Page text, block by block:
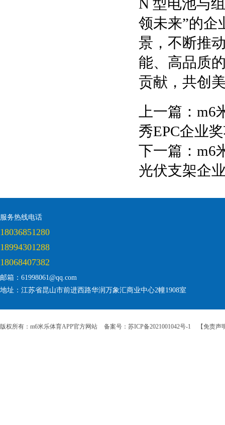
N 型电池与
领未来”的企
景，不断推
能、高品质
贡献，共创
上一篇： m6
秀EPC企业
下一篇： m6
光伏支架企
服务热线电话
18036851280
18994301288
18068407382
邮箱：61998061@qq.com
地址：江苏省昆山市前进西路华润万象汇商业中心2幢1908室
版权所有：m6米乐体育APP官方网站 备案号：苏ICP备2021001042号-1 【免责声